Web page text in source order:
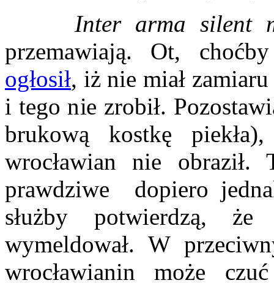
Inter arma silent
przemawiają. Ot,
ogłosił, iż nie miał
i tego nie zrobił.
brukową kostkę
wrocławian nie
prawdziwe dopiero
służby potwierdzą,
wymeldował. W
wrocławianin może